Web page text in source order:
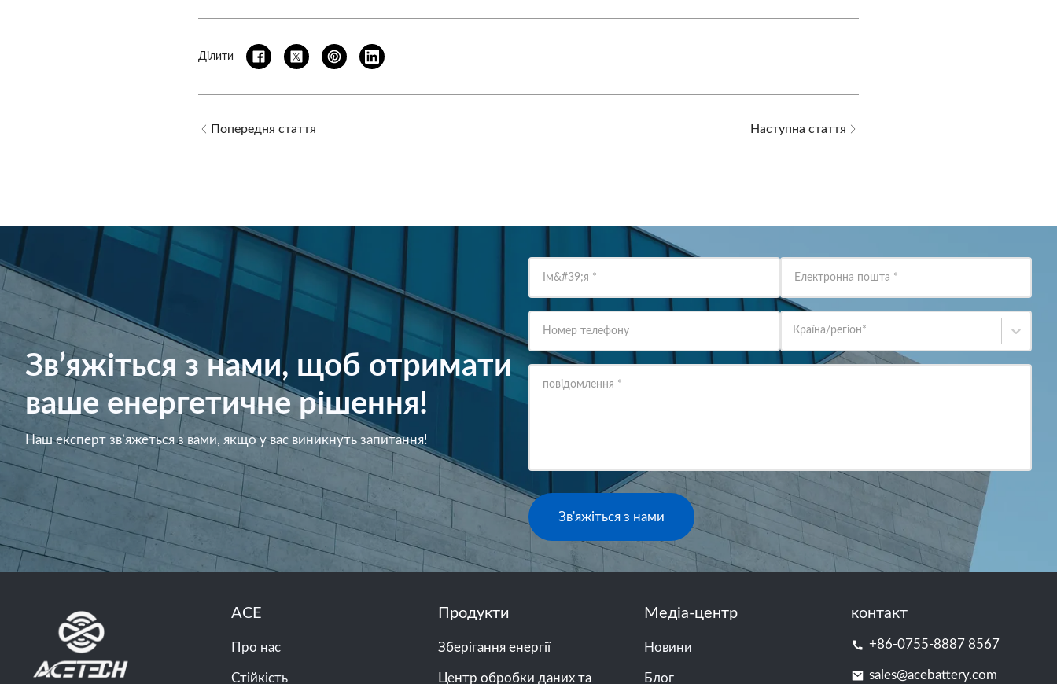
Ділити
Попередня стаття Наступна стаття
Зв’яжіться з нами, щоб отримати
ваше енергетичне рішення!
Наш експерт зв’яжеться з вами, якщо у вас виникнуть запитання!
Ім&#39;я * Електронна пошта *
Номер телефону Країна/регіон*
повідомлення *
Зв'яжіться з нами
ACE
Про нас
Стійкість
Продукти
Зберігання енергії
Центр обробки даних та
Медіа-центр
Новини
Блог
контакт
+86-0755-8887 8567
sales@acebattery.com